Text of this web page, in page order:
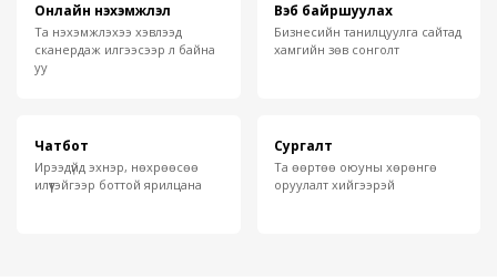
Онлайн нэхэмжлэл
Та нэхэмжлэхээ хэвлээд
сканердаж илгээсээр л байна
уу
Вэб байршуулах
Бизнесийн танилцуулга сайтад
хамгийн зөв сонголт
Чатбот
Ирээдүйд эхнэр, нөхрөөсөө
илүүтэйгээр боттой ярилцана
Сургалт
Та өөртөө оюуны хөрөнгө
оруулалт хийгээрэй